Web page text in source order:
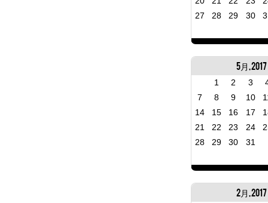
27
28 29 30
5月, 2017
1 2 3
7
8 9 10
14
15 16 17
21
22 23 24
28
29 30 31
2月, 2017